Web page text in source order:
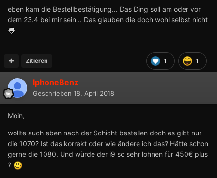
eben kam die Bestellbestätigung... Das Ding soll am oder vor
dem 23.4 bei mir sein... Das glauben die doch wohl selbst nicht
1 1
Zitieren
IphoneBenz
Geschrieben 18. April 2018
Moin,
wollte auch eben nach der Schicht bestellen doch es gibt nur
die 1070? Ist das korrekt oder wie ändere ich das? Hätte schon
gerne die 1080. Und würde der i9 so sehr lohnen für 450€ plus
?